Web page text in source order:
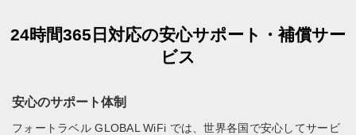
24時間365日対応の安心サポート・補償サー
ビス
安心のサポート体制
フォートラベル GLOBAL WiFi では、世界各国で安心してサービ